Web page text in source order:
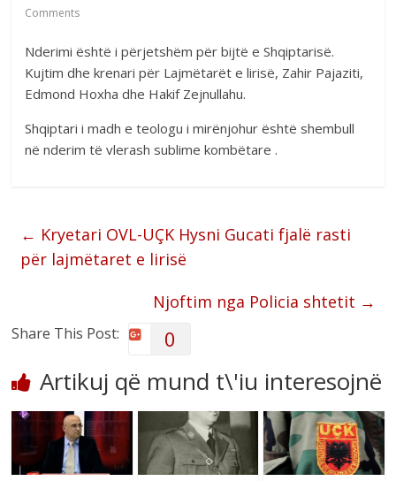
Comments
Nderimi është i përjetshëm për bijtë e Shqiptarisë.
Kujtim dhe krenari për Lajmëtarët e lirisë, Zahir Pajaziti,
Edmond Hoxha dhe Hakif Zejnullahu.
Shqiptari i madh e teologu i mirënjohur është shembull
në nderim të vlerash sublime kombëtare .
← Kryetari OVL-UÇK Hysni Gucati fjalë rasti
për lajmëtaret e lirisë
Njoftim nga Policia shtetit →
Share This Post: 0
Artikuj që mund t\'iu interesojnë